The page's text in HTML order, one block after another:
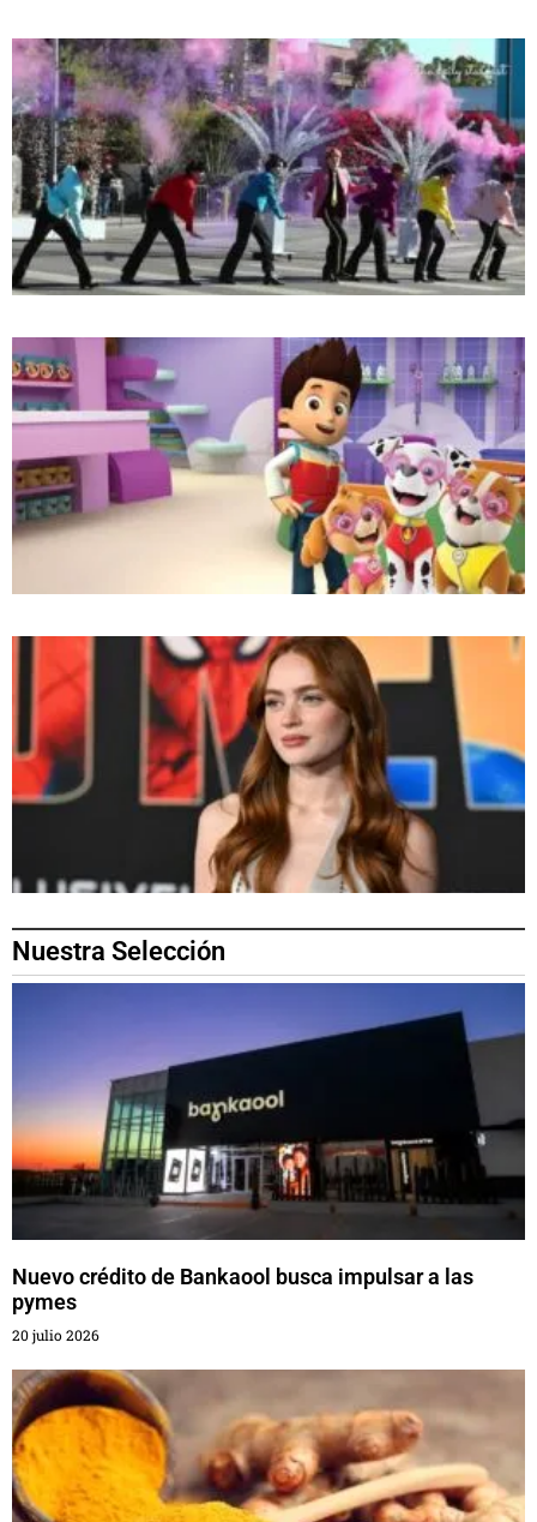
Nuestra Selección
Nuevo crédito de Bankaool busca impulsar a las
pymes
20 julio 2026